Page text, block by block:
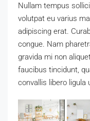
Nullam tempus
volutpat eu varius
adipiscing erat.
congue. Nam
gravida mi non
faucibus tincidunt,
convallis libero ligula